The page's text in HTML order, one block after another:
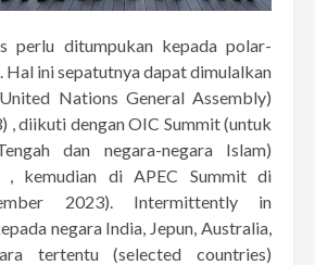
perlu ditumpukan kepada polar-
Hal ini sepatutnya dapat dimulalkan
Nations General Assembly)
, diikuti dengan OIC Summit (untuk
dan negara-negara Islam)
, kemudian di APEC Summit di
2023). Intermittently in
negara India, Jepun, Australia,
tertentu (selected countries)